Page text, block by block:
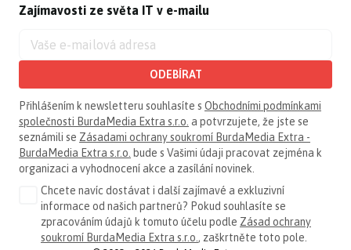
Zajímavosti ze světa IT v e-mailu
ODEBÍRAT
Přihlášením k newsletteru souhlasíte s Obchodními podmínkami
společnosti BurdaMedia Extra s.r.o. a potvrzujete, že jste se
seznámili se Zásadami ochrany soukromí BurdaMedia Extra -
BurdaMedia Extra s.r.o. bude s Vašimi údaji pracovat zejména k
organizaci a vyhodnocení akce a zasílání novinek.
Chcete navíc dostávat i další zajímavé a exkluzivní
informace od našich partnerů? Pokud souhlasíte se
zpracováním údajů k tomuto účelu podle Zásad ochrany
soukromí BurdaMedia Extra s.r.o., zaškrtněte toto pole.